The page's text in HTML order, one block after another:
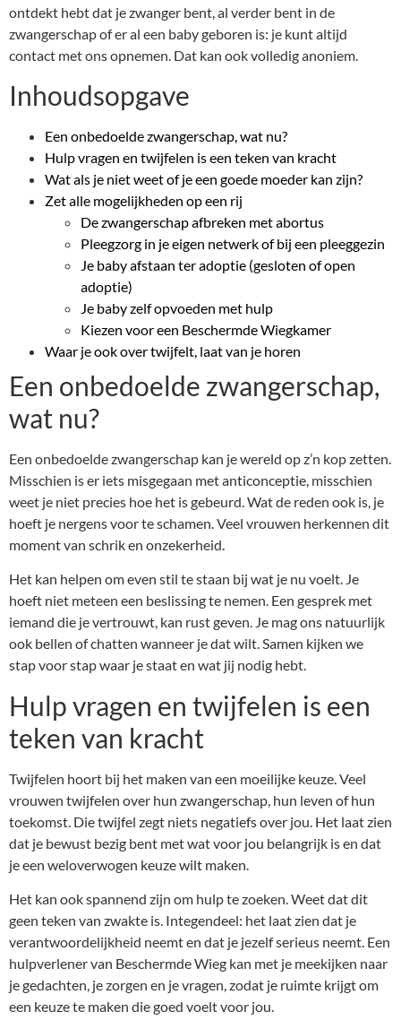
ontdekt hebt dat je zwanger bent, al verder bent in de
zwangerschap of er al een baby geboren is: je kunt altijd
contact met ons opnemen. Dat kan ook volledig anoniem.
Inhoudsopgave
Een onbedoelde zwangerschap, wat nu?
Hulp vragen en twijfelen is een teken van kracht
Wat als je niet weet of je een goede moeder kan zijn?
Zet alle mogelijkheden op een rij
De zwangerschap afbreken met abortus
Pleegzorg in je eigen netwerk of bij een pleeggezin
Je baby afstaan ter adoptie (gesloten of open
adoptie)
Je baby zelf opvoeden met hulp
Kiezen voor een Beschermde Wiegkamer
Waar je ook over twijfelt, laat van je horen
Een onbedoelde zwangerschap,
wat nu?
Een onbedoelde zwangerschap kan je wereld op z’n kop zetten.
Misschien is er iets misgegaan met anticonceptie, misschien
weet je niet precies hoe het is gebeurd. Wat de reden ook is, je
hoeft je nergens voor te schamen. Veel vrouwen herkennen dit
moment van schrik en onzekerheid.
Het kan helpen om even stil te staan bij wat je nu voelt. Je
hoeft niet meteen een beslissing te nemen. Een gesprek met
iemand die je vertrouwt, kan rust geven. Je mag ons natuurlijk
ook bellen of chatten wanneer je dat wilt. Samen kijken we
stap voor stap waar je staat en wat jij nodig hebt.
Hulp vragen en twijfelen is een
teken van kracht
Twijfelen hoort bij het maken van een moeilijke keuze. Veel
vrouwen twijfelen over hun zwangerschap, hun leven of hun
toekomst. Die twijfel zegt niets negatiefs over jou. Het laat zien
dat je bewust bezig bent met wat voor jou belangrijk is en dat
je een weloverwogen keuze wilt maken.
Het kan ook spannend zijn om hulp te zoeken. Weet dat dit
geen teken van zwakte is. Integendeel: het laat zien dat je
verantwoordelijkheid neemt en dat je jezelf serieus neemt. Een
hulpverlener van Beschermde Wieg kan met je meekijken naar
je gedachten, je zorgen en je vragen, zodat je ruimte krijgt om
een keuze te maken die goed voelt voor jou.